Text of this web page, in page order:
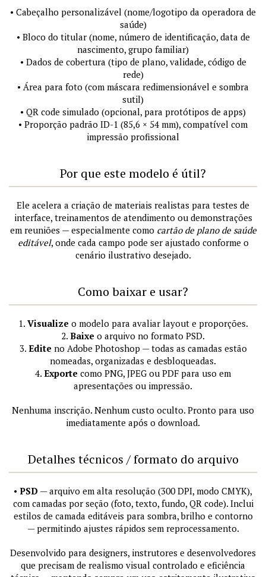
• Cabeçalho personalizável (nome/logotipo da operadora de
saúde)
• Bloco do titular (nome, número de identificação, data de
nascimento, grupo familiar)
• Dados de cobertura (tipo de plano, validade, código de
rede)
• Área para foto (com máscara redimensionável e sombra
sutil)
• QR code simulado (opcional, para protótipos de apps)
• Proporção padrão ID-1 (85,6 × 54 mm), compatível com
impressão profissional
Por que este modelo é útil?
Ele acelera a criação de materiais realistas para testes de
interface, treinamentos de atendimento ou demonstrações
em reuniões — especialmente como cartão de plano de saúde
editável, onde cada campo pode ser ajustado conforme o
cenário ilustrativo desejado.
Como baixar e usar?
1. Visualize o modelo para avaliar layout e proporções.
2. Baixe o arquivo no formato PSD.
3. Edite no Adobe Photoshop — todas as camadas estão
nomeadas, organizadas e desbloqueadas.
4. Exporte como PNG, JPEG ou PDF para uso em
apresentações ou impressão.
Nenhuma inscrição. Nenhum custo oculto. Pronto para uso
imediatamente após o download.
Detalhes técnicos / formato do arquivo
• PSD — arquivo em alta resolução (300 DPI, modo CMYK),
com camadas por seção (foto, texto, fundo, QR code). Inclui
estilos de camada editáveis para sombra, brilho e contorno
— permitindo ajustes rápidos sem reprocessamento.
Desenvolvido para designers, instrutores e desenvolvedores
que precisam de realismo visual controlado e eficiência